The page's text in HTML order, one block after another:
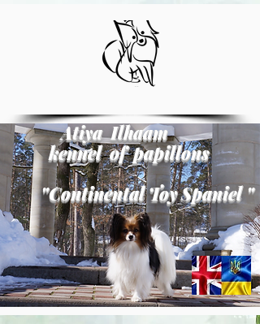
Atiya Ilhaam
kennel of papillons
"Continental Toy Spaniel "